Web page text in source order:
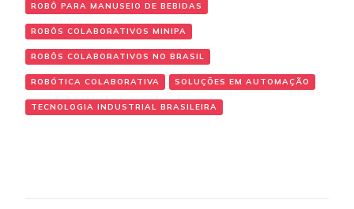
ROBÔ PARA MANUSEIO DE BEBIDAS
ROBÔS COLABORATIVOS MINIPA
ROBÔS COLABORATIVOS NO BRASIL
ROBÓTICA COLABORATIVA SOLUÇÕES EM AUTOMAÇÃO
TECNOLOGIA INDUSTRIAL BRASILEIRA